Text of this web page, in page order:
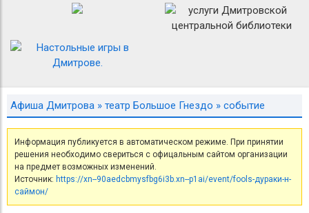
Афиша Дмитрова » театр Большое Гнездо » событие
Информация публикуется в автоматическом режиме. При принятии
решения необходимо свериться с офицальным сайтом организации
на предмет возможных изменений.
Источник: https://xn--90aedcbmysfbg6i3b.xn--p1ai/event/fools-дураки-н-
саймон/